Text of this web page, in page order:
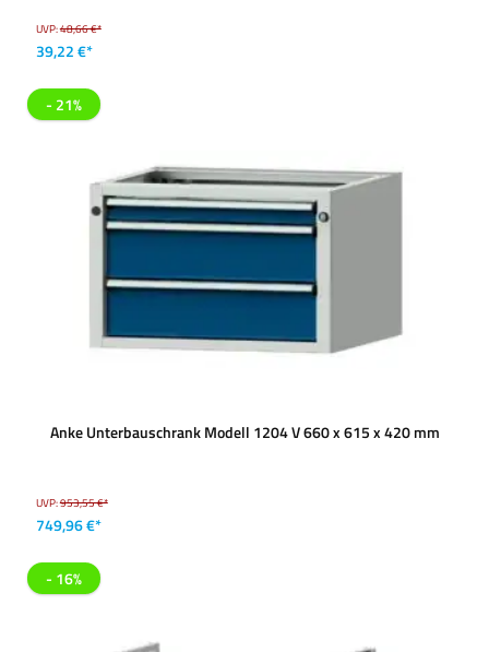
UVP:48,66 €*
39,22 €*
- 21%
Anke Unterbauschrank Modell 1204 V 660 x 615 x 420 mm
UVP:953,55 €*
749,96 €*
- 16%